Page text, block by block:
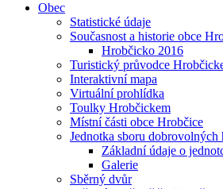
Obec
Statistické údaje
Současnost a historie obce
Hrobčicko 2016
Turistický průvodce
Interaktivní mapa
Virtuální prohlídka
Toulky Hrobčickem
Místní části obce Hrobčice
Jednotka sboru dobrovolných
Základní údaje o
Galerie
Sběrný dvůr